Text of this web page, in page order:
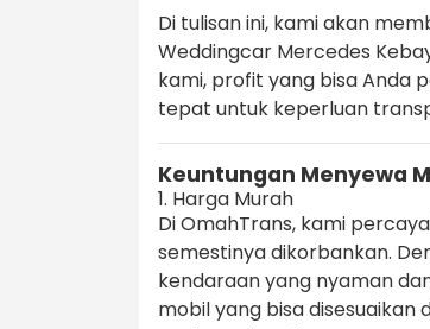
Di tulisan ini, kami akan
Weddingcar Mercedes
kami, profit yang bisa Anda
tepat untuk keperluan
Keuntungan Menyewa
1. Harga Murah
Di OmahTrans, kami
semestinya dikorbankan.
kendaraan yang nyaman
mobil yang bisa disesuaikan